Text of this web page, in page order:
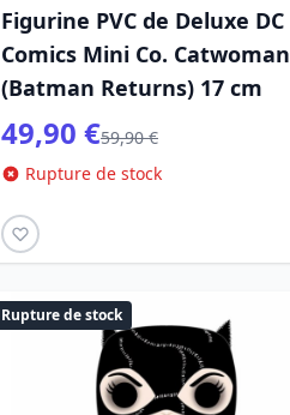
Figurine PVC de Deluxe DC
Comics Mini Co. Catwoman
(Batman Returns) 17 cm
49,90 €59,90 €
Rupture de stock
Rupture de stock